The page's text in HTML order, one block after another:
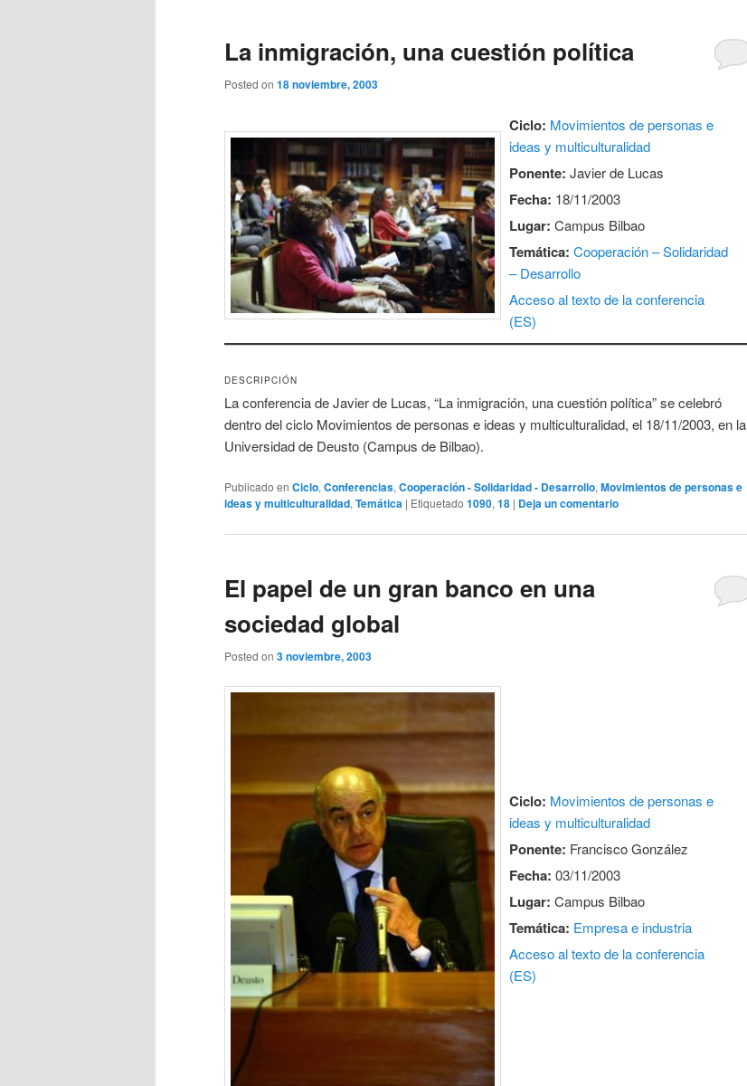
La inmigración, una cuestión política
Posted on 18 noviembre, 2003
Ciclo: Movimientos de personas e
ideas y multiculturalidad
Ponente: Javier de Lucas
Fecha: 18/11/2003
Lugar: Campus Bilbao
Temática: Cooperación – Solidaridad
– Desarrollo
Acceso al texto de la conferencia
(ES)
DESCRIPCIÓN
La conferencia de Javier de Lucas, “La inmigración, una cuestión política” se celebró
dentro del ciclo Movimientos de personas e ideas y multiculturalidad, el 18/11/2003, en la
Universidad de Deusto (Campus de Bilbao).
Publicado en Ciclo, Conferencias, Cooperación - Solidaridad - Desarrollo, Movimientos de personas e
ideas y multiculturalidad, Temática | Etiquetado 1090, 18 | Deja un comentario
El papel de un gran banco en una
sociedad global
Posted on 3 noviembre, 2003
Ciclo: Movimientos de personas e
ideas y multiculturalidad
Ponente: Francisco González
Fecha: 03/11/2003
Lugar: Campus Bilbao
Temática: Empresa e industria
Acceso al texto de la conferencia
(ES)